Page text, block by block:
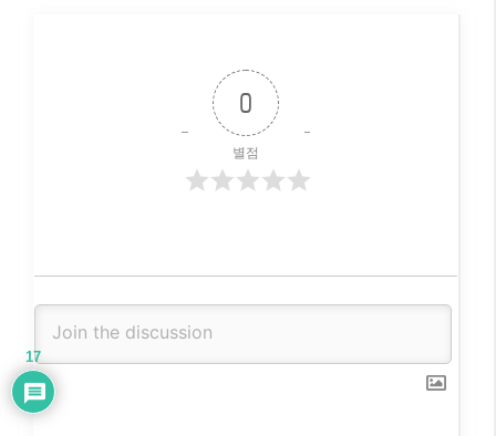
I don’t think the title of your article matches the
content lol. Just kidding, mainly because I had some
doubts after reading the article.
17